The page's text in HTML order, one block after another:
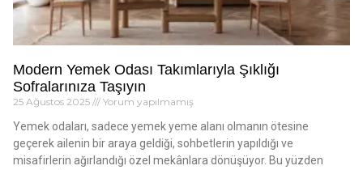
Modern Yemek Odası Takımlarıyla Şıklığı
Sofralarınıza Taşıyın
25 Ağustos 2025 Yorum yapılmamış
Yemek odaları, sadece yemek yeme alanı olmanın ötesine
geçerek ailenin bir araya geldiği, sohbetlerin yapıldığı ve
misafirlerin ağırlandığı özel mekânlara dönüşüyor. Bu yüzden